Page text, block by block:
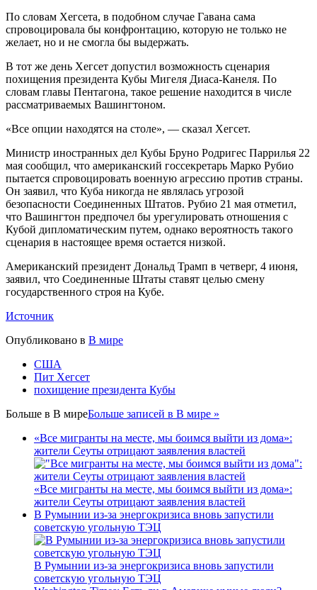
По словам Хегсета, в подобном случае Гавана сама
спровоцировала бы конфронтацию, которую не только не
желает, но и не смогла бы выдержать.
В тот же день Хегсет допустил возможность сценария
похищения президента Кубы Мигеля Диаса-Канеля. По
словам главы Пентагона, такое решение находится в числе
рассматриваемых Вашингтоном.
«Все опции находятся на столе», — сказал Хегсет.
Министр иностранных дел Кубы Бруно Родригес Паррилья 22
мая сообщил, что американский госсекретарь Марко Рубио
пытается спровоцировать военную агрессию против страны.
Он заявил, что Куба никогда не являлась угрозой
безопасности Соединенных Штатов. Рубио 21 мая отметил,
что Вашингтон предпочел бы урегулировать отношения с
Кубой дипломатическим путем, однако вероятность такого
сценария в настоящее время остается низкой.
Американский президент Дональд Трамп в четверг, 4 июня,
заявил, что Соединенные Штаты ставят целью смену
государственного строя на Кубе.
Источник
Опубликовано в В мире
США
Пит Хегсет
похищение президента Кубы
Больше в В миреБольше записей в В мире »
«Все мигранты на месте, мы боимся выйти из дома»:
жители Сеуты отрицают заявления властей
«Все мигранты на месте, мы боимся выйти из дома»:
жители Сеуты отрицают заявления властей
В Румынии из-за энергокризиса вновь запустили
советскую угольную ТЭЦ
В Румынии из-за энергокризиса вновь запустили
советскую угольную ТЭЦ